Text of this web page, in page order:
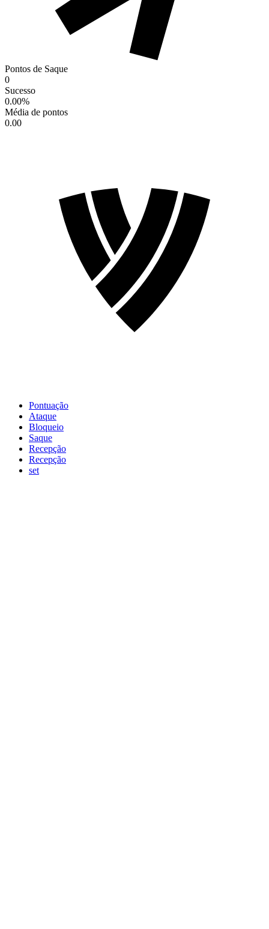
Pontos de Saque
0
Sucesso
0.00%
Média de pontos
0.00
Pontuação
Ataque
Bloqueio
Saque
Recepção
Recepção
set